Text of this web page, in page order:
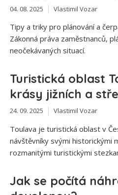
04. 08. 2025 Vlastimil Vozar
Tipy a triky pro plánování a
Zákonná práva zaměstnanců,
neočekávaných situací.
Turistická oblast
krásy jižních a
24. 09. 2025 Vlastimil Vozar
Toulava je turistická oblast v
návštěvníky svými historickými
rozmanitými turistickými
Jak se počítá